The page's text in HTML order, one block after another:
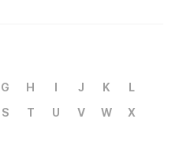
G H I J K
L
S T U V W
X